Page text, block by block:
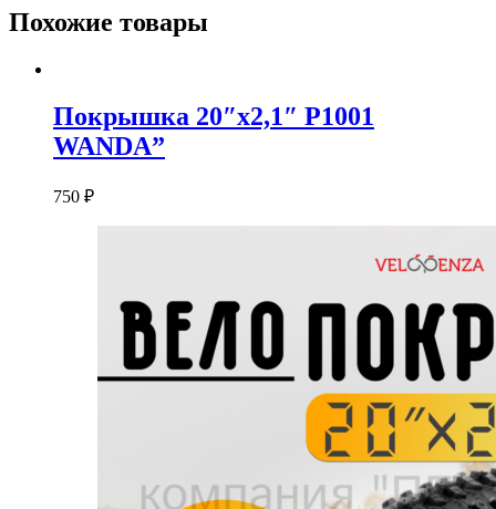
Похожие товары
Покрышка 20″x2,1″ P1001
WANDA”
750 ₽